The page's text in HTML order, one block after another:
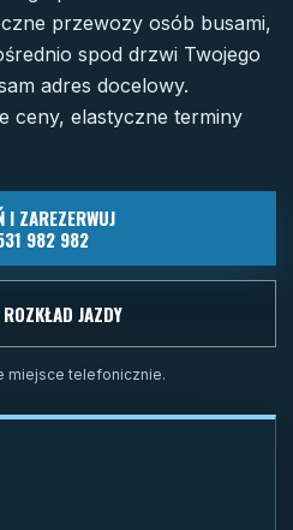
przewozy osób busami,
spod drzwi Twojego
adres docelowy.
ceny, elastyczne terminy
I ZAREZERWUJ
982 982
JAZDY
miejsce telefonicznie.